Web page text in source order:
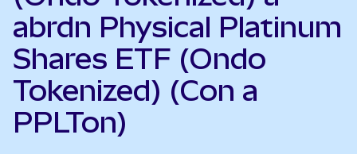
abrdn Physical Platinum
Shares ETF (Ondo
Tokenized) (Con a
PPLTon)